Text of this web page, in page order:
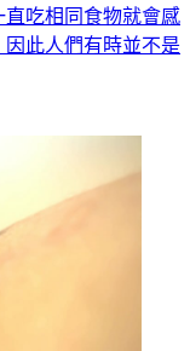
吃相同食物就會感
此人們有時並不是